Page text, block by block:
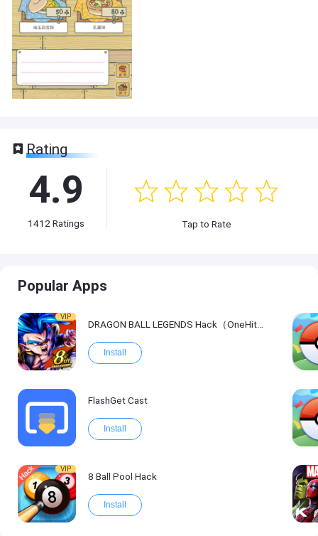
Rating
4.9
1412 Ratings Tap to Rate
Popular Apps
VIP
DRAGON BALL LEGENDS Hack（OneHitKill）
Install
FlashGet Cast
Install
VIP
8 Ball Pool Hack
Install